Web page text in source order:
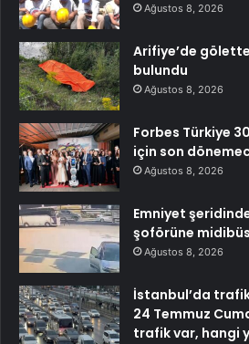
Ağustos 8, 2026
Arifiye’de
bulundu
Ağustos 8, 2026
Forbes Türkiye
için son
Ağustos 8, 2026
Emniyet
şoförüne
Ağustos 8, 2026
İstanbul’da trafik
24 Temmuz
trafik var, hangi